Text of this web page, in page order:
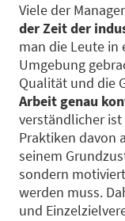
Viele der
der Zeit der
man die Leute
Umgebung
Qualität und die
Arbeit genau
verständlicher ist
Praktiken davon
seinem
sondern
werden muss.
und